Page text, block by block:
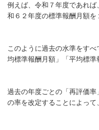
例えば、令和７年度であれ
和６２年度の標準報酬月額を
このように過去の水準をす
均標準報酬月額」「平均標準
過去の年度ごとの「再評価
の率を改定することによって